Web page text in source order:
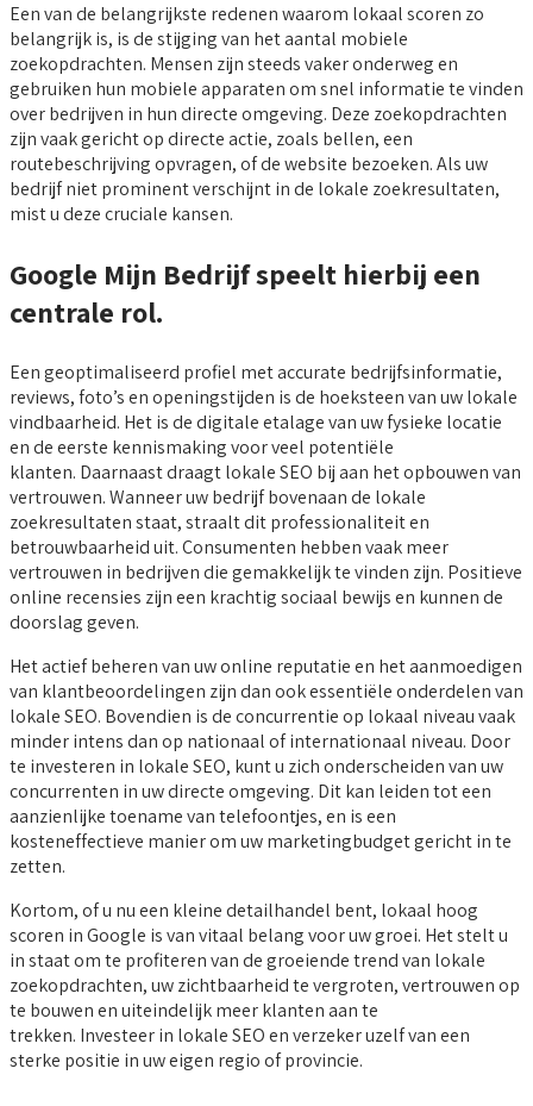
Een van de belangrijkste redenen waarom lokaal scoren zo
belangrijk is, is de stijging van het aantal mobiele
zoekopdrachten. Mensen zijn steeds vaker onderweg en
gebruiken hun mobiele apparaten om snel informatie te vinden
over bedrijven in hun directe omgeving. Deze zoekopdrachten
zijn vaak gericht op directe actie, zoals bellen, een
routebeschrijving opvragen, of de website bezoeken. Als uw
bedrijf niet prominent verschijnt in de lokale zoekresultaten,
mist u deze cruciale kansen.
Google Mijn Bedrijf speelt hierbij een
centrale rol.
Een geoptimaliseerd profiel met accurate bedrijfsinformatie,
reviews, foto’s en openingstijden is de hoeksteen van uw lokale
vindbaarheid. Het is de digitale etalage van uw fysieke locatie
en de eerste kennismaking voor veel potentiële
klanten. Daarnaast draagt lokale SEO bij aan het opbouwen van
vertrouwen. Wanneer uw bedrijf bovenaan de lokale
zoekresultaten staat, straalt dit professionaliteit en
betrouwbaarheid uit. Consumenten hebben vaak meer
vertrouwen in bedrijven die gemakkelijk te vinden zijn. Positieve
online recensies zijn een krachtig sociaal bewijs en kunnen de
doorslag geven.
Het actief beheren van uw online reputatie en het aanmoedigen
van klantbeoordelingen zijn dan ook essentiële onderdelen van
lokale SEO. Bovendien is de concurrentie op lokaal niveau vaak
minder intens dan op nationaal of internationaal niveau. Door
te investeren in lokale SEO, kunt u zich onderscheiden van uw
concurrenten in uw directe omgeving. Dit kan leiden tot een
aanzienlijke toename van telefoontjes, en is een
kosteneffectieve manier om uw marketingbudget gericht in te
zetten.
Kortom, of u nu een kleine detailhandel bent, lokaal hoog
scoren in Google is van vitaal belang voor uw groei. Het stelt u
in staat om te profiteren van de groeiende trend van lokale
zoekopdrachten, uw zichtbaarheid te vergroten, vertrouwen op
te bouwen en uiteindelijk meer klanten aan te
trekken. Investeer in lokale SEO en verzeker uzelf van een
sterke positie in uw eigen regio of provincie.